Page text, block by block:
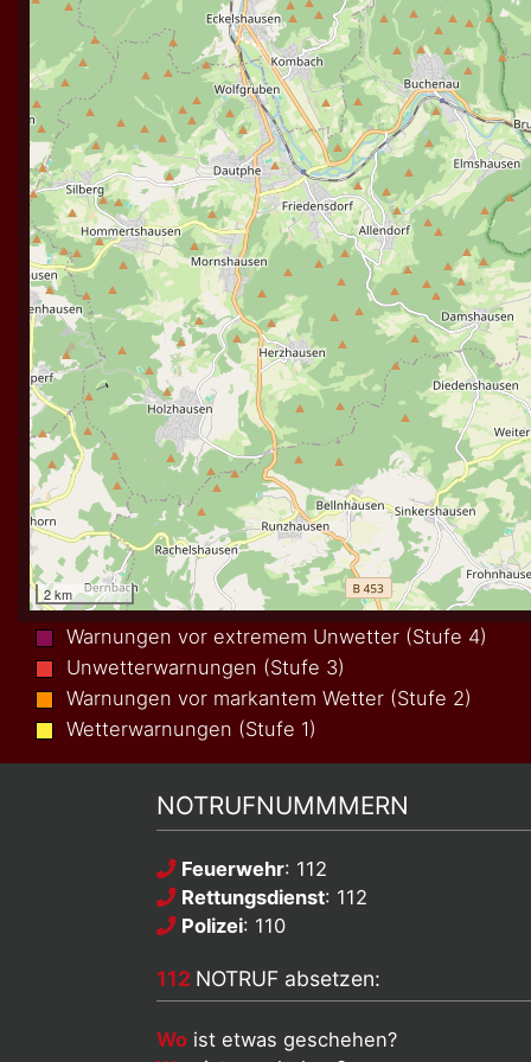
Warnungen vor extremem Unwetter (Stufe 4)
Unwetterwarnungen (Stufe 3)
Warnungen vor markantem Wetter (Stufe 2)
Wetterwarnungen (Stufe 1)
NOTRUFNUMMMERN
Feuerwehr: 112
Rettungsdienst: 112
Polizei: 110
112 NOTRUF absetzen:
Wo ist etwas geschehen?